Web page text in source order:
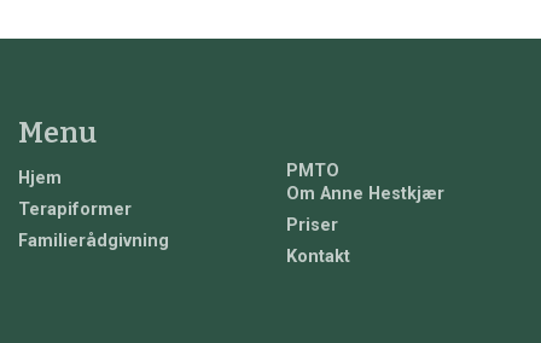
Menu
Hjem
Terapiformer
Familierådgivning
PMTO
Om Anne Hestkjær
Priser
Kontakt